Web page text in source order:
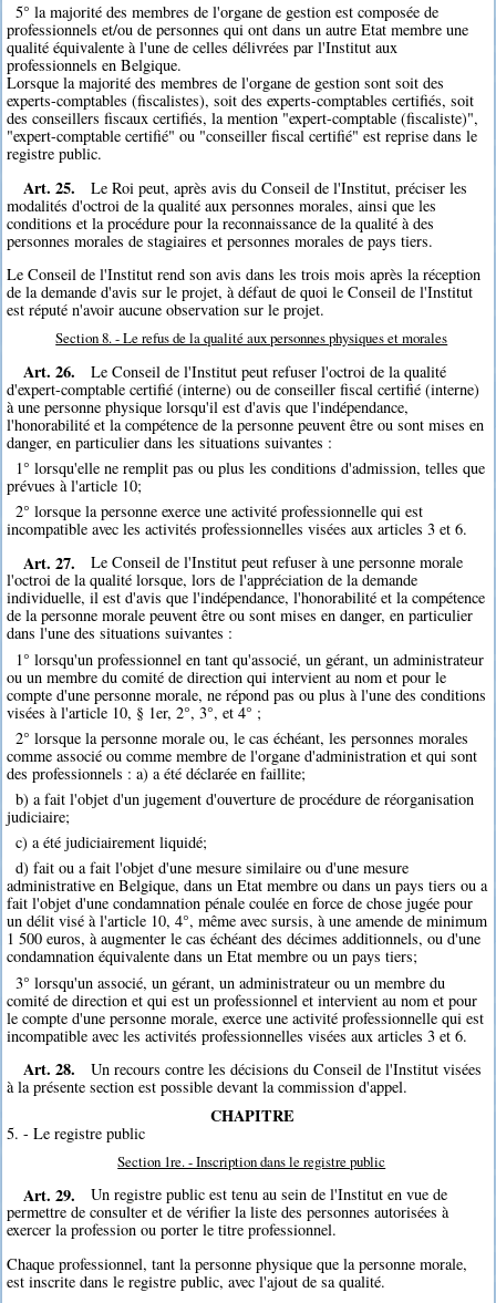
5° la majorité des membres de l'organe de gestion est composée de
professionnels et/ou de personnes qui ont dans un autre Etat membre une
qualité équivalente à l'une de celles délivrées par l'Institut aux
professionnels en Belgique.
Lorsque la majorité des membres de l'organe de gestion sont soit des
experts-comptables (fiscalistes), soit des experts-comptables certifiés, soit
des conseillers fiscaux certifiés, la mention "expert-comptable (fiscaliste)",
"expert-comptable certifié" ou "conseiller fiscal certifié" est reprise dans le
registre public.
Art. 25.
Le Roi peut, après avis du Conseil de l'Institut, préciser les
modalités d'octroi de la qualité aux personnes morales, ainsi que les
conditions et la procédure pour la reconnaissance de la qualité à des
personnes morales de stagiaires et personnes morales de pays tiers.
Le Conseil de l'Institut rend son avis dans les trois mois après la réception
de la demande d'avis sur le projet, à défaut de quoi le Conseil de l'Institut
est réputé n'avoir aucune observation sur le projet.
Section 8. - Le refus de la qualité aux personnes physiques et morales
Art. 26.
Le Conseil de l'Institut peut refuser l'octroi de la qualité
d'expert-comptable certifié (interne) ou de conseiller fiscal certifié (interne)
à une personne physique lorsqu'il est d'avis que l'indépendance,
l'honorabilité et la compétence de la personne peuvent être ou sont mises en
danger, en particulier dans les situations suivantes :
1° lorsqu'elle ne remplit pas ou plus les conditions d'admission, telles que
prévues à l'article 10;
2° lorsque la personne exerce une activité professionnelle qui est
incompatible avec les activités professionnelles visées aux articles 3 et 6.
Art. 27.
Le Conseil de l'Institut peut refuser à une personne morale
l'octroi de la qualité lorsque, lors de l'appréciation de la demande
individuelle, il est d'avis que l'indépendance, l'honorabilité et la compétence
de la personne morale peuvent être ou sont mises en danger, en particulier
dans l'une des situations suivantes :
1° lorsqu'un professionnel en tant qu'associé, un gérant, un administrateur
ou un membre du comité de direction qui intervient au nom et pour le
compte d'une personne morale, ne répond pas ou plus à l'une des conditions
visées à l'article 10, § 1er, 2°, 3°, et 4° ;
2° lorsque la personne morale ou, le cas échéant, les personnes morales
comme associé ou comme membre de l'organe d'administration et qui sont
des professionnels : a) a été déclarée en faillite;
b) a fait l'objet d'un jugement d'ouverture de procédure de réorganisation
judiciaire;
c) a été judiciairement liquidé;
d) fait ou a fait l'objet d'une mesure similaire ou d'une mesure
administrative en Belgique, dans un Etat membre ou dans un pays tiers ou a
fait l'objet d'une condamnation pénale coulée en force de chose jugée pour
un délit visé à l'article 10, 4°, même avec sursis, à une amende de minimum
1 500 euros, à augmenter le cas échéant des décimes additionnels, ou d'une
condamnation équivalente dans un Etat membre ou un pays tiers;
3° lorsqu'un associé, un gérant, un administrateur ou un membre du
comité de direction et qui est un professionnel et intervient au nom et pour
le compte d'une personne morale, exerce une activité professionnelle qui est
incompatible avec les activités professionnelles visées aux articles 3 et 6.
Art. 28.
Un recours contre les décisions du Conseil de l'Institut visées
à la présente section est possible devant la commission d'appel.
CHAPITRE
5. - Le registre public
Section 1re. - Inscription dans le registre public
Art. 29.
Un registre public est tenu au sein de l'Institut en vue de
permettre de consulter et de vérifier la liste des personnes autorisées à
exercer la profession ou porter le titre professionnel.
Chaque professionnel, tant la personne physique que la personne morale,
est inscrite dans le registre public, avec l'ajout de sa qualité.